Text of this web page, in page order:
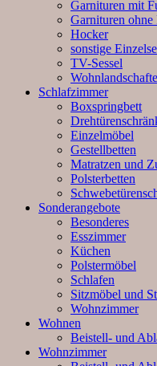
Garnituren mit
Garnituren ohne
Hocker
sonstige
TV-Sessel
Schlafzimmer
Boxspringbett
Einzelmöbel
Gestellbetten
Matratzen und
Polsterbetten
Sonderangebote
Besonderes
Esszimmer
Küchen
Polstermöbel
Schlafen
Sitzmöbel und
Wohnzimmer
Wohnen
Beistell- und
Wohnzimmer